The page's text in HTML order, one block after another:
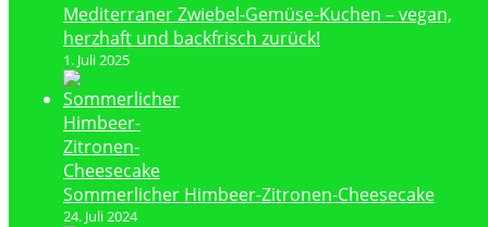
Mediterraner Zwiebel-Gemüse-Kuchen – vegan,
herzhaft und backfrisch zurück!
1. Juli 2025
Sommerlicher Himbeer-Zitronen-Cheesecake
24. Juli 2024